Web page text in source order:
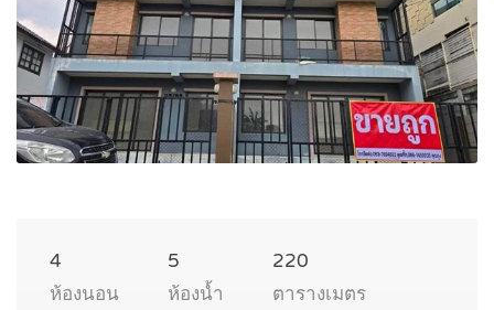
4
ห้องนอน
5
ห้องน้ำ
220
ตารางเมตร